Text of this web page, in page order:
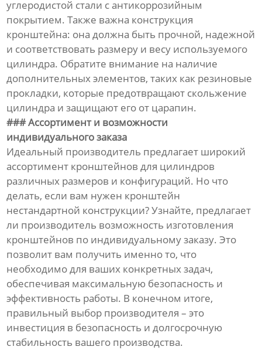
углеродистой стали с антикоррозийным
покрытием. Также важна конструкция
кронштейна: она должна быть прочной, надежной
и соответствовать размеру и весу используемого
цилиндра. Обратите внимание на наличие
дополнительных элементов, таких как резиновые
прокладки, которые предотвращают скольжение
цилиндра и защищают его от царапин.
### Ассортимент и возможности
индивидуального заказа
Идеальный производитель предлагает широкий
ассортимент кронштейнов для цилиндров
различных размеров и конфигураций. Но что
делать, если вам нужен кронштейн
нестандартной конструкции? Узнайте, предлагает
ли производитель возможность изготовления
кронштейнов по индивидуальному заказу. Это
позволит вам получить именно то, что
необходимо для ваших конкретных задач,
обеспечивая максимальную безопасность и
эффективность работы. В конечном итоге,
правильный выбор производителя – это
инвестиция в безопасность и долгосрочную
стабильность вашего производства.